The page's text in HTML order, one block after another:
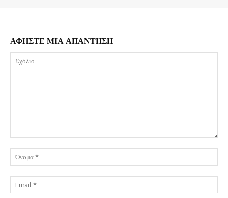
ΑΦΗΣΤΕ ΜΙΑ ΑΠΑΝΤΗΣΗ